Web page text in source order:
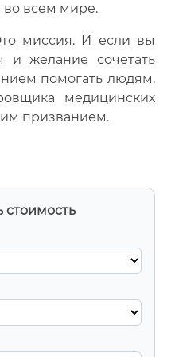
стоимость
во всем мире.
миссия. И если вы
и желание сочетать
помогать людям,
медицинских
призванием.